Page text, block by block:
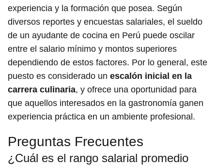
experiencia y la formación que posea. Según
diversos reportes y encuestas salariales, el sueldo
de un ayudante de cocina en Perú puede oscilar
entre el salario mínimo y montos superiores
dependiendo de estos factores. Por lo general, este
puesto es considerado un escalón inicial en la
carrera culinaria, y ofrece una oportunidad para
que aquellos interesados en la gastronomía ganen
experiencia práctica en un ambiente profesional.
Preguntas Frecuentes
¿Cuál es el rango salarial promedio